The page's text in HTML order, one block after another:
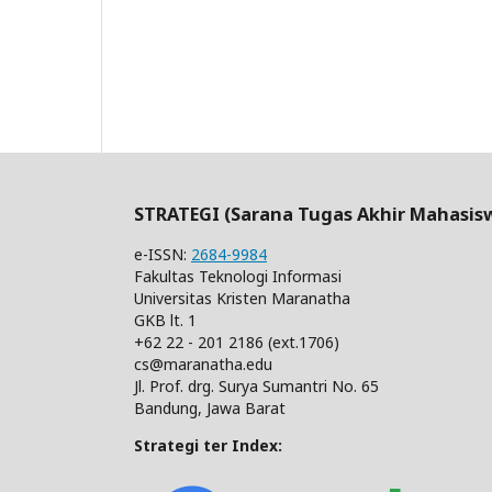
STRATEGI (Sarana Tugas Akhir
e-ISSN: 2684-9984
Fakultas Teknologi Informasi
Universitas Kristen Maranatha
GKB lt. 1
+62 22 - 201 2186 (ext.1706)
cs@maranatha.edu
Jl. Prof. drg. Surya Sumantri No. 65
Bandung, Jawa Barat
Strategi ter Index: